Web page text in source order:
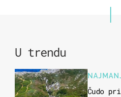
U trendu
Čudo